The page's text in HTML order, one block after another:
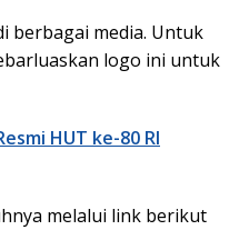
berbagai media. Untuk
logo ini untuk
HUT ke-80 RI
melalui link berikut